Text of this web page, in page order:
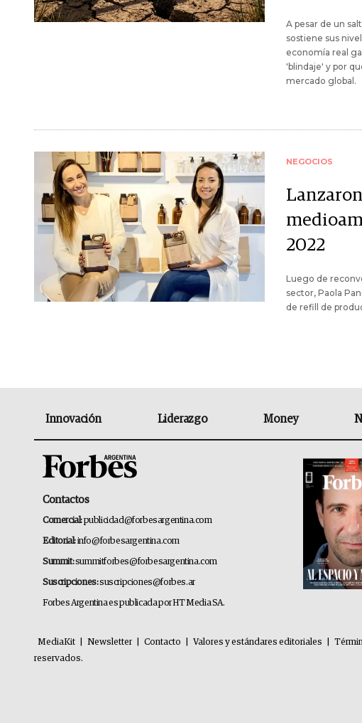
A pesar de un
sostiene sus
economía real
'blindaje' y por
mercado global.
NEGOCIOS
2022
Luego de
sector, Paola
de refill de
Innovación Liderazgo Money
Contactos
Comercial:publicidad@forbesargentina.com
Editorial:info@forbesargentina.com
Summit:summitforbes@forbesargentina.com
Suscripciones:suscripciones@forbes.ar
Forbes Argentina es publicada por HT Media SA.
MediaKit Newsletter Contacto Valores y estándares editoriales
reservados.